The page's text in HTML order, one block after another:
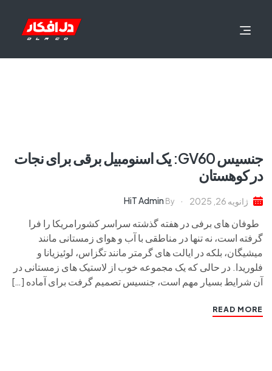
جنسیس GV60: یک اسنومبیل برقی برای نجات
در کوهستان
ژانویه 26, 2025 By
HiT Admin
طوفان های برفی در هفته گذشته سراسر کشورامریکا را فرا
گرفته است، نه تنها در مناطقی با آب و هوای زمستانی مانند
میشیگان، بلکه در ایالت های گرمتر مانند تگزاس، لوئیزیانا و
فلوریدا. در حالی که یک مجموعه خوب از لاستیک های زمستانی در
آن شرایط بسیار مهم است، جنسیس تصمیم گرفت برای آماده […]
READ MORE